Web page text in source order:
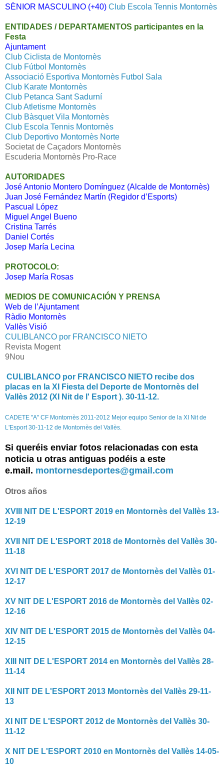
SÈNIOR MASCULINO (+40) Club Escola Tennis Montornès
ENTIDADES / DEPARTAMENTOS participantes en la
Festa
Ajuntament
Club Ciclista de Montornès
Club Fútbol Montornès
Associació Esportiva Montornès Futbol Sala
Club Karate Montornès
Club Petanca Sant Sadurní
Club Atletisme Montornès
Club Bàsquet Vila Montornès
Club Escola Tennis Montornès
Club Deportivo Montornès Norte
Societat de Caçadors Montornès
Escuderia Montornès Pro-Race
AUTORIDADES
José Antonio Montero Domínguez (Alcalde de Montornès)
Juan José Fernández Martín (Regidor d’Esports)
Pascual López
Miguel Angel Bueno
Cristina Tarrés
Daniel Cortés
Josep María Lecina
PROTOCOLO:
Josep María Rosas
MEDIOS DE COMUNICACIÓN Y PRENSA
Web de l’Ajuntament
Ràdio Montornès
Vallès Visió
CULIBLANCO por FRANCISCO NIETO
Revista Mogent
9Nou
CULIBLANCO por FRANCISCO NIETO recibe dos
placas en la XI Fiesta del Deporte de Montornès del
Vallès 2012 (XI Nit de l' Esport ). 30-11-12.
CADETE "A" CF Montornès 2011-2012 Mejor equipo Senior de la XI Nit de
L'Esport 30-11-12 de Montornès del Vallès.
Si queréis enviar fotos relacionadas con esta
noticia u otras antiguas podéis a este
e.mail. montornesdeportes@gmail.com
Otros años
XVIII NIT DE L'ESPORT 2019 en Montornès del Vallès 13-
12-19
XVII NIT DE L'ESPORT 2018 de Montornès del Vallès 30-
11-18
XVI NIT DE L'ESPORT 2017 de Montornès del Vallès 01-
12-17
XV NIT DE L'ESPORT 2016 de Montornès del Vallès 02-
12-16
XIV NIT DE L'ESPORT 2015 de Montornès del Vallès 04-
12-15
XIII NIT DE L'ESPORT 2014 en Montornès del Vallès 28-
11-14
XII NIT DE L'ESPORT 2013 Montornès del Vallès 29-11-
13
XI NIT DE L'ESPORT 2012 de Montornès del Vallès 30-
11-12
X NIT DE L'ESPORT 2010 en Montornès del Vallès 14-05-
10